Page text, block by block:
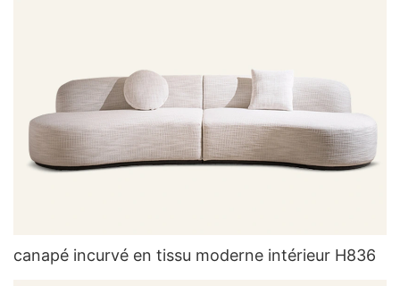
canapé incurvé en tissu moderne intérieur H836